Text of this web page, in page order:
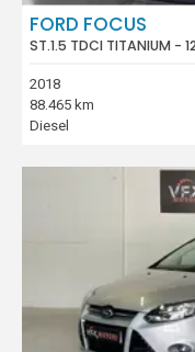
FORD FOCUS
ST.1.5 TDCI TITANIUM -
2018
88.465 km
Diesel